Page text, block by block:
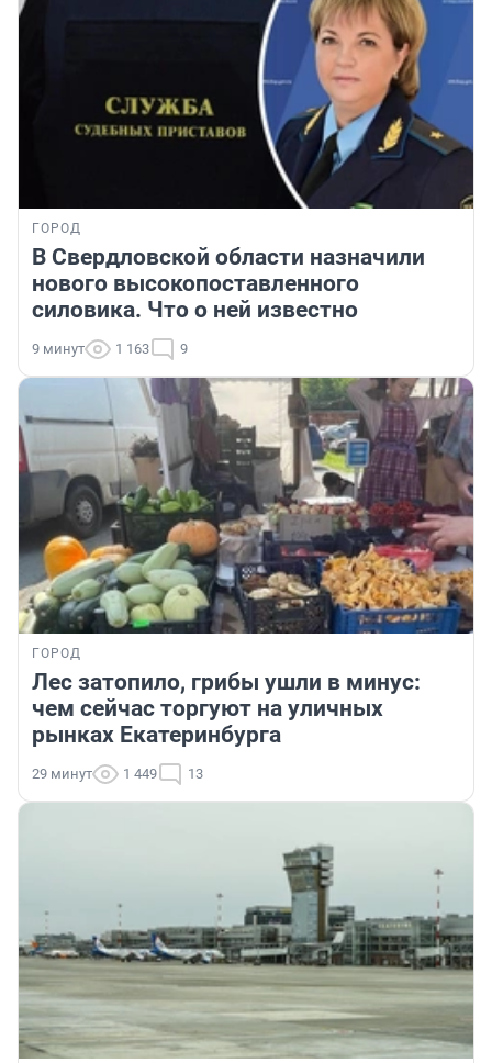
ГОРОД
В Свердловской области назначили
нового высокопоставленного
силовика. Что о ней известно
9 минут 1 163 9
ГОРОД
Лес затопило, грибы ушли в минус:
чем сейчас торгуют на уличных
рынках Екатеринбурга
29 минут 1 449 13